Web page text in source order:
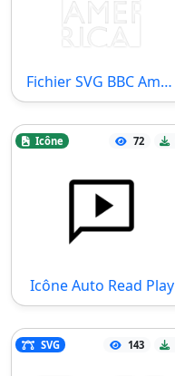
Fichier SVG BBC America White Logo
Icône 72
Icône Auto Read Play
SVG 143